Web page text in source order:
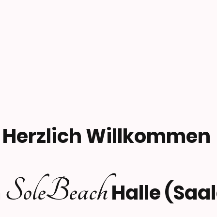
Herzlich Willkommen
SoleBeachHalle